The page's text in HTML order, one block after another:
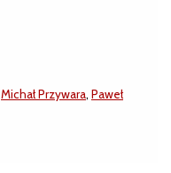
Michał Przywara, Paweł